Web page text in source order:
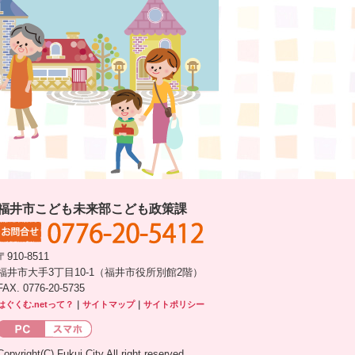
井市こども未来部こども政策課
910-8511
井市大手3丁目10-1（福井市役所別館2階）
0776-20-5735
ぐくむ.netって？ サイトマップ｜ サイトポリシー